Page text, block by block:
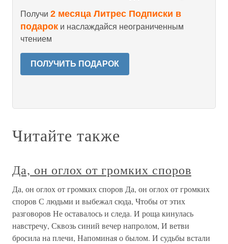
Получи 2 месяца Литрес Подписки в
подарок и наслаждайся неограниченным
чтением
ПОЛУЧИТЬ ПОДАРОК
Читайте также
Да, он оглох от громких споров
Да, он оглох от громких споров Да, он оглох от громких
споров С людьми и выбежал сюда, Чтобы от этих
разговоров Не оставалось и следа. И роща кинулась
навстречу, Сквозь синий вечер напролом, И ветви
бросила на плечи, Напоминая о былом. И судьбы встали